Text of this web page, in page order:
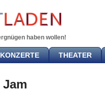
haben wollen!
KONZERTE THEATER